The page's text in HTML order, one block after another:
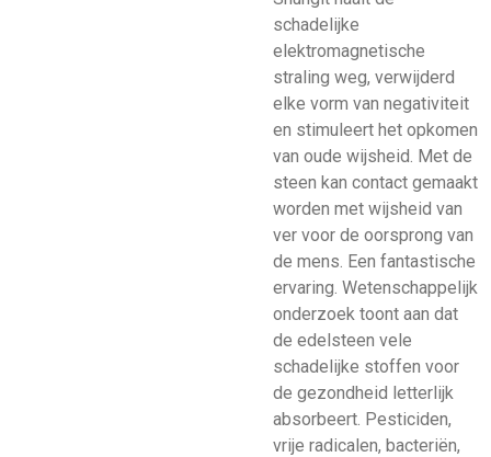
schadelijke
elektromagnetische
straling weg, verwijderd
elke vorm van negativiteit
en stimuleert het opkomen
van oude wijsheid. Met de
steen kan contact gemaakt
worden met wijsheid van
ver voor de oorsprong van
de mens. Een fantastische
ervaring. Wetenschappelijk
onderzoek toont aan dat
de edelsteen vele
schadelijke stoffen voor
de gezondheid letterlijk
absorbeert. Pesticiden,
vrije radicalen, bacteriën,